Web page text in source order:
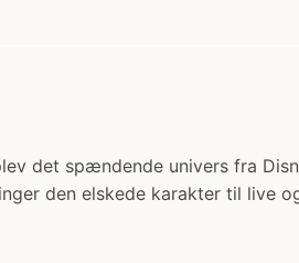
det spændende univers fra
den elskede karakter til live